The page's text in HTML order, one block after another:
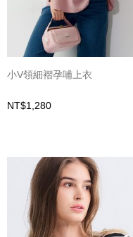
小V領細褶孕哺上衣
NT$1,280